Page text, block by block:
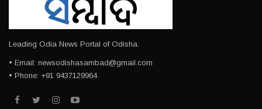
Leading Odia News Portal of Odisha.
• Email: newsodishasambad@gmail.com
• Phone: +91 9437129964